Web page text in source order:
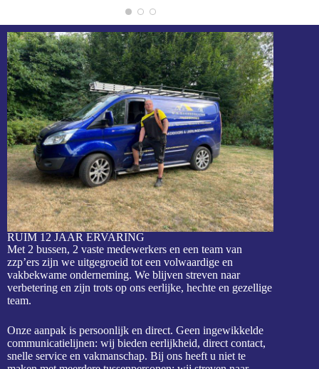
RUIM 12 JAAR ERVARING
Met 2 bussen, 2 vaste medewerkers en een team van
zzp’ers zijn we uitgegroeid tot een volwaardige en
vakbekwame onderneming. We blijven streven naar
verbetering en zijn trots op ons eerlijke, hechte en gezellige
team.
Onze aanpak is persoonlijk en direct. Geen ingewikkelde
communicatielijnen: wij bieden eerlijkheid, direct contact,
snelle service en vakmanschap. Bij ons heeft u niet te